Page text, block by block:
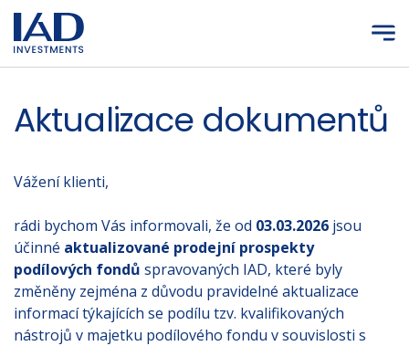
Přejít na hlavní obsah
Aktualizace dokumentů
Vážení klienti,
rádi bychom Vás informovali, že od 03.03.2026 jsou
účinné aktualizované prodejní prospekty
podílových fondů spravovaných IAD, které byly
změněny zejména z důvodu pravidelné aktualizace
informací týkajících se podílu tzv. kvalifikovaných
nástrojů v majetku podílového fondu v souvislosti s